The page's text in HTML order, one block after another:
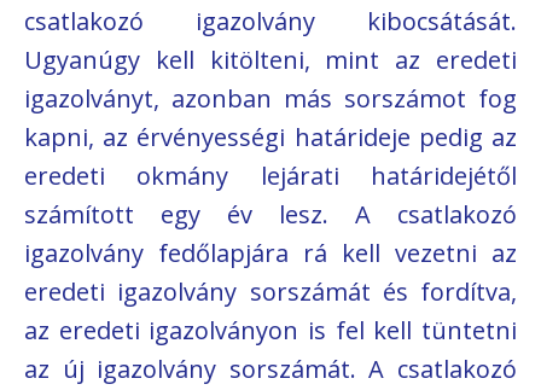
csatlakozó igazolvány kibocsátását.
Ugyanúgy kell kitölteni, mint az eredeti
igazolványt, azonban más sorszámot fog
kapni, az érvényességi határideje pedig az
eredeti okmány lejárati határidejétől
számított egy év lesz. A csatlakozó
igazolvány fedőlapjára rá kell vezetni az
eredeti igazolvány sorszámát és fordítva,
az eredeti igazolványon is fel kell tüntetni
az új igazolvány sorszámát. A csatlakozó